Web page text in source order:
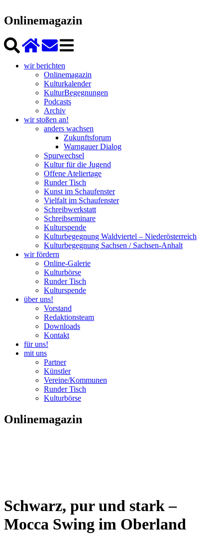
Onlinemagazin
wir berichten
Onlinemagazin
Kulturkalender
KulturBegegnungen
Podcasts
Archiv
wir stoßen an!
anders wachsen
Zukunftsforum
Warngauer Dialog
Spurwechsel
Kultur für die Jugend
Offene Ateliertage
Runder Tisch
Kunst im Schaufenster
Vielfalt im Schaufenster
Schreibwerkstatt
Schreibseminare
Kulturspende
Kulturbegegnung Waldviertel – Niederösterreich
Kulturbegegnung Sachsen / Sachsen-Anhalt
wir fördern
Online-Galerie
Kulturbörse
Runder Tisch
Kulturspende
über uns!
Vorstand
Redaktionsteam
Downloads
Kontakt
für uns!
mit uns
Partner
Künstler
Vereine/Kommunen
Runder Tisch
Kulturbörse
Onlinemagazin
Schwarz, pur und stark –
Mocca Swing im Oberland